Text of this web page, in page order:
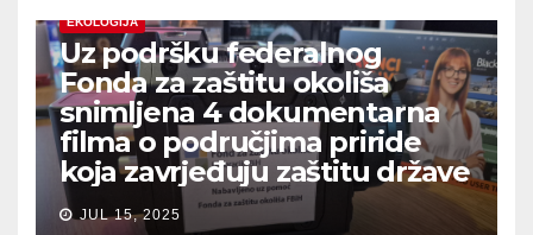
EKOLOGIJA
Uz podršku federalnog
Fonda za zaštitu okoliša
snimljena 4 dokumentarna
filma o područjima priride
koja zavrjeđuju zaštitu države
JUL 15, 2025